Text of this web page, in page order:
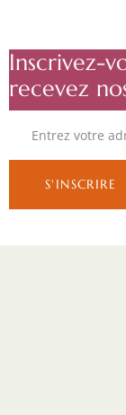
Inscrivez-
recevez